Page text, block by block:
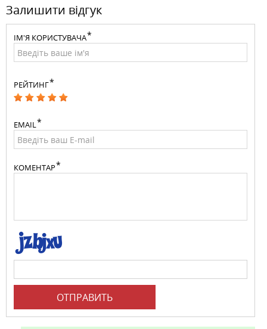
Залишити відгук
ІМ'Я КОРИСТУВАЧА
РЕЙТИНГ
EMAIL
КОМЕНТАР
ОТПРАВИТЬ